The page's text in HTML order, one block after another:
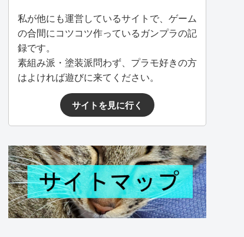
私が他にも運営しているサイトで、ゲーム
の合間にコツコツ作っているガンプラの記
録です。
素組み派・塗装派問わず、プラモ好きの方
はよければ遊びに来てください。
サイトを見に行く